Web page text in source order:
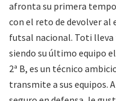
afronta su primera
con el reto de devolver al
futsal nacional. Toti
siendo su último equipo
2ª B, es un técnico
transmite a sus equipos.